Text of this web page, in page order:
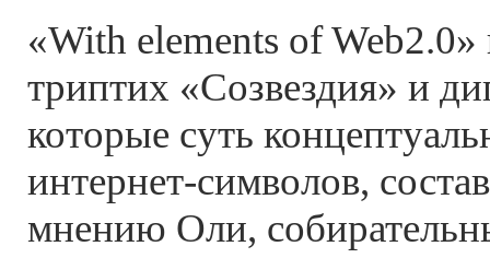
«With elements of Web2.0»
триптих «Созвездия» и
которые суть
интернет-символов,
мнению Оли,